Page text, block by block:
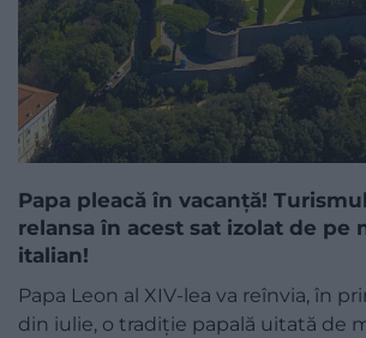
Papa pleacă în vacanță!
relansa în acest sat izolat de pe
italian!
Papa Leon al XIV-lea va reînvia, în
din iulie, o tradiție papală uitată de